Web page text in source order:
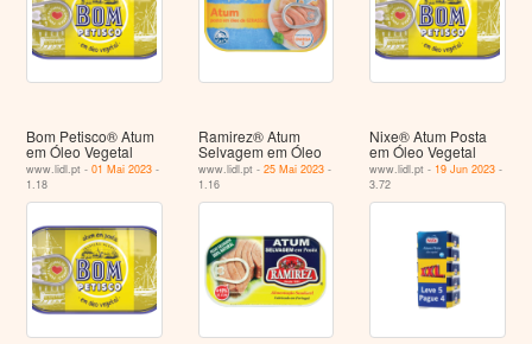
Bom Petisco® Atum
em Óleo Vegetal
www.lidl.pt -01 Mai 2023 -
1.18
Ramirez® Atum
Selvagem em Óleo
www.lidl.pt - 25 Mai 2023-
1.16
Nixe® Atum Posta
em Óleo Vegetal
www.lidl.pt - 19 Jun 2023 -
3.72